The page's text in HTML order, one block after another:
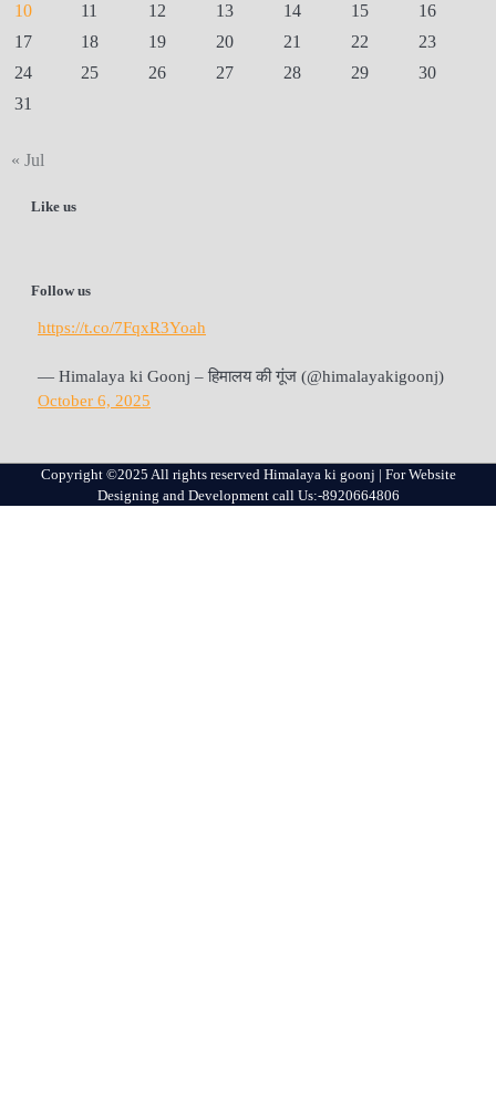
10
11 12 13 14 15
16
17
18 19 20 21 22
23
24
25 26 27 28 29
30
31
« Jul
Like us
Follow us
https://t.co/7FqxR3Yoah
— Himalaya ki Goonj – हिमालय की गूंज (@himalayakigoonj)
October 6, 2025
Copyright ©2025 All rights reserved Himalaya ki goonj | For Website
Designing and Development call Us:-8920664806